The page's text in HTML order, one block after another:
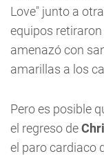
Love" junto a
equipos
amenazó con
amarillas a los
Pero es posible
el regreso de
el paro cardiaco